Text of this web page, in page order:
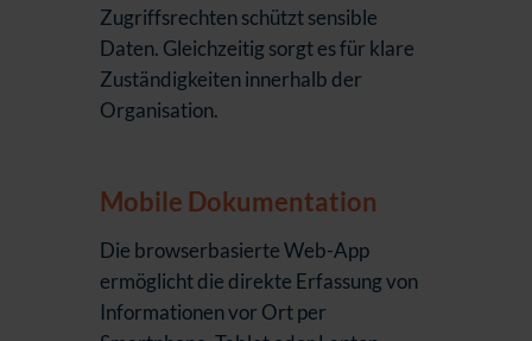
Zugriffsrechten schützt sensible
Daten. Gleichzeitig sorgt es für klare
Zuständigkeiten innerhalb der
Organisation.
Mobile Dokumentation
Die browserbasierte Web-App
ermöglicht die direkte Erfassung von
Informationen vor Ort per